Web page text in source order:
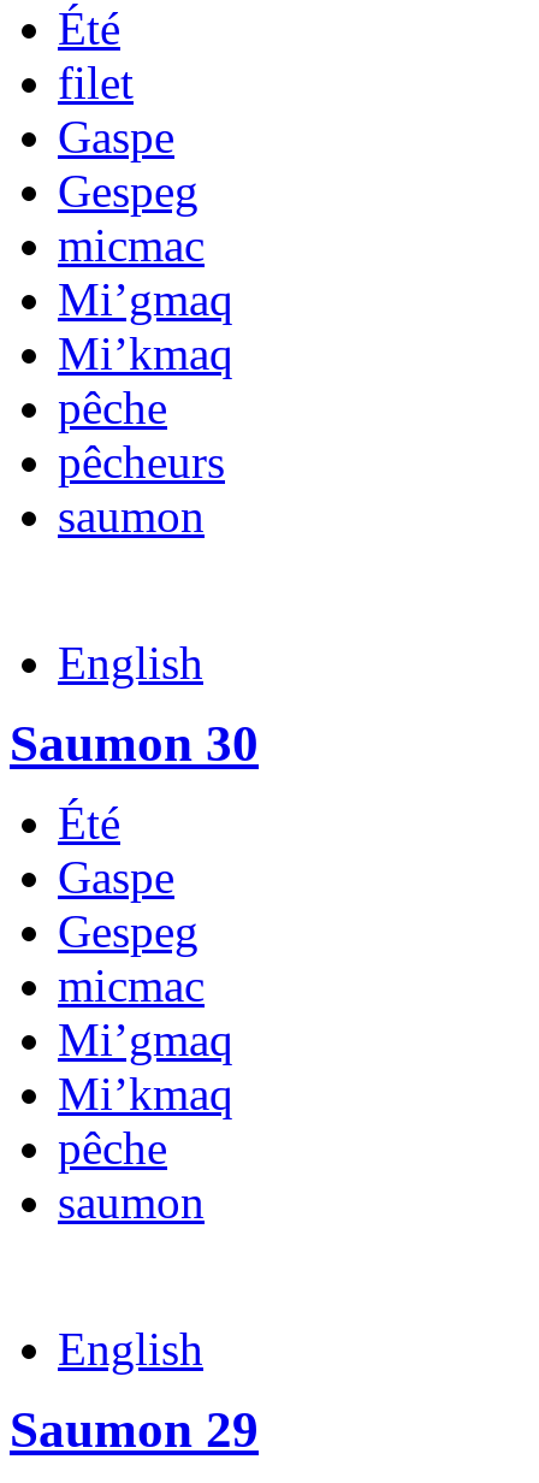
Été
filet
Gaspe
Gespeg
micmac
Mi’gmaq
Mi’kmaq
pêche
pêcheurs
saumon
English
Saumon 30
Été
Gaspe
Gespeg
micmac
Mi’gmaq
Mi’kmaq
pêche
saumon
English
Saumon 29